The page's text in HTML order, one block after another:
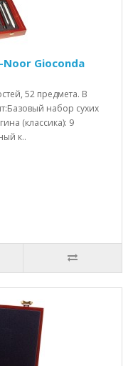
Gioconda
52 предмета. В
набор сухих
(классика): 9
к..